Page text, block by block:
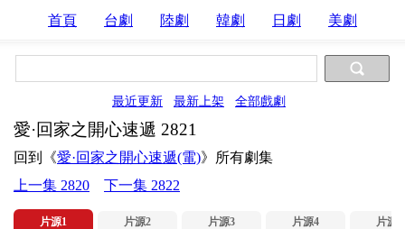
首頁 台劇 陸劇 韓劇 日劇 美劇
最近更新 最新上架 全部戲劇
愛·回家之開心速遞 2821
回到《愛·回家之開心速遞(電)》所有劇集
上一集 2820
下一集 2822
片源1
片源2
片源3
片源4
片源5